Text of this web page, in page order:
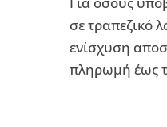
σε τραπεζικό
ενίσχυση
πληρωμή έως